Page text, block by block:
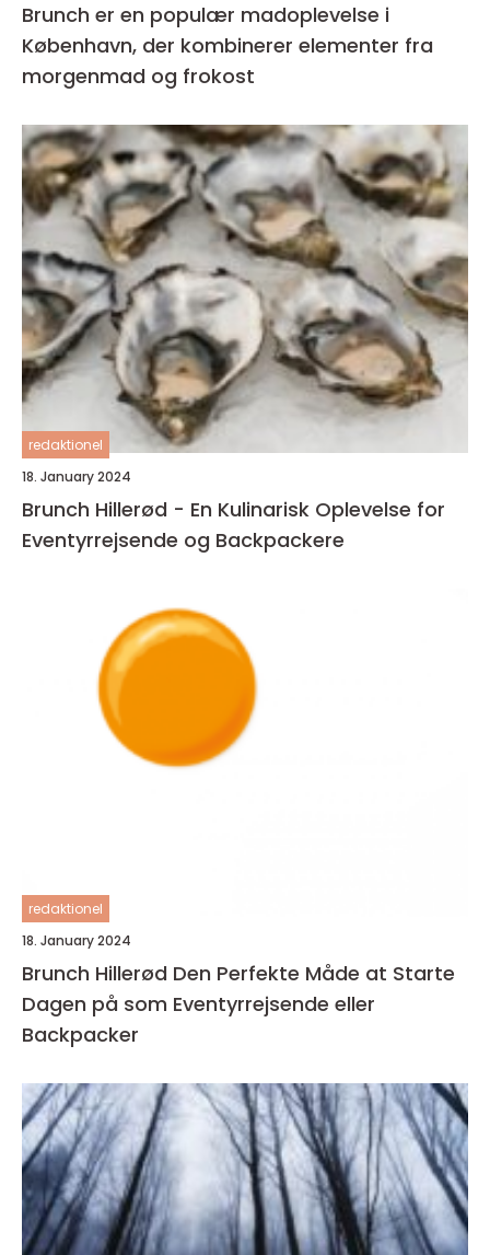
Brunch er en populær madoplevelse i
København, der kombinerer elementer fra
morgenmad og frokost
redaktionel
18. January 2024
Brunch Hillerød - En Kulinarisk Oplevelse for
Eventyrrejsende og Backpackere
redaktionel
18. January 2024
Brunch Hillerød Den Perfekte Måde at Starte
Dagen på som Eventyrrejsende eller
Backpacker